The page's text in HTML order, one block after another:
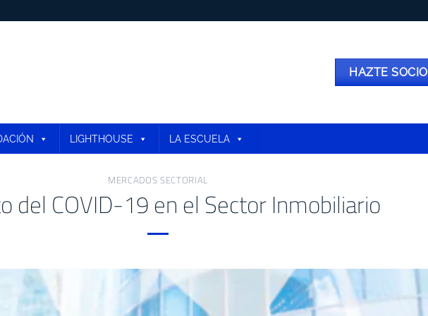
HAZTE SOCIO
LIGHTHOUSE LA ESCUELA
MERCADOS SECTORIAL
del COVID-19 en el Sector Inmobiliario